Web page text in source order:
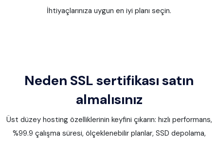
İhtiyaçlarınıza uygun en iyi planı seçin.
Neden SSL sertifikası satın
almalısınız
Üst düzey hosting özelliklerinin keyfini çıkarın: hızlı performans,
%99.9 çalışma süresi, ölçeklenebilir planlar, SSD depolama,